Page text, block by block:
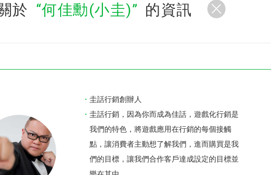
於 何佳勳(小圭) 的資訊
圭話行銷創辦人
圭話行銷，因為你而成為佳話，遊戲化行銷是
我們的特色，將遊戲應用在行銷的每個接觸
點，讓消費者主動想了解我們，進而購買是我
們的目標，讓我們合作客戶達成設定的目標並